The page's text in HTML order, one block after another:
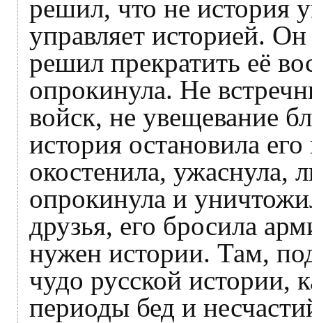
решил, что не история
управляет историей.
решил прекратить её
опрокинула. Не
войск, не увещевание
история остановила
окостенила, ужаснула,
опрокинула и
друзья, его бросила
нужен истории. Там,
чудо русской истории,
периоды бед и